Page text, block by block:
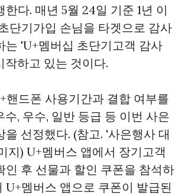
한다. 매년 5월 24일 기준 1년 이
단기가입 손님을 타겟으로 감사
는 'U+멤버십 초단기고객 감사
작하고 있는 것이다.
핸드폰 사용기간과 결합 여부를
수, 우수, 일반 등급 등 이번 사은
을 선정했다. (참고. '사은행사 대
지) U+멤버스 앱에서 장기고객
인 후 선물과 할인 쿠폰을 참석하
U+멤버스 앱으로 쿠폰이 발급된